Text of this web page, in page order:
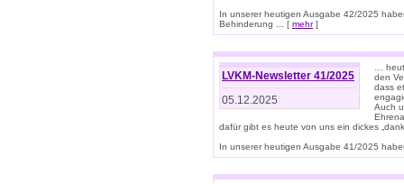
In unserer heutigen Ausgabe 42/2025
Behinderung ... [ mehr]
LVKM-Newsletter 41/2025
05.12.2025
…
den
dass
Auch
dafür gibt es heute von uns ein dickes
In unserer heutigen Ausgabe 41/2025